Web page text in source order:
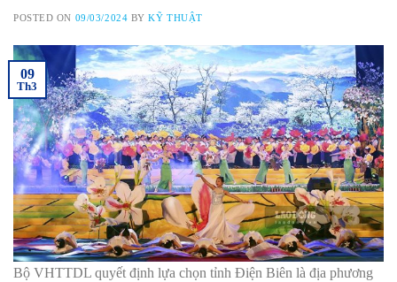
POSTED ON 09/03/2024 BYKỸ THUẬT
09
Th3
Bộ VHTTDL quyết định lựa chọn tỉnh Điện Biên là địa phương